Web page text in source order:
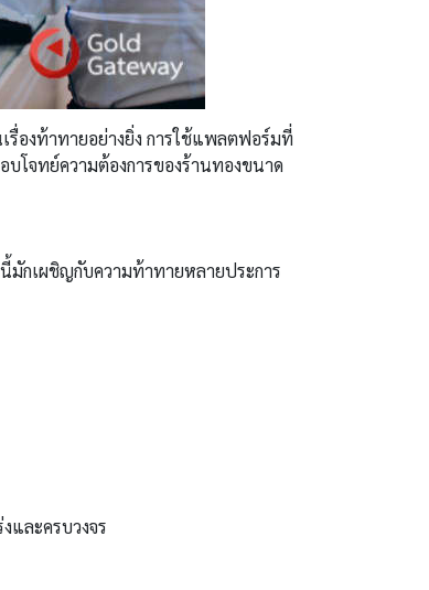
องท้าทายอย่างยิ่ง การใช้แพลตฟอร์มที่
โจทย์ความต้องการของร้านทองขนาด
มักเผชิญกับความท้าทายหลายประการ
ละครบวงจร